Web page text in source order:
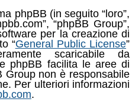
phpBB (in seguito “loro”,
“phpBB Group”,
per la creazione di
“General Public License”
scaricabile da
phpBB facilita le aree di
Group non è responsabile
Per ulteriori informazioni
.